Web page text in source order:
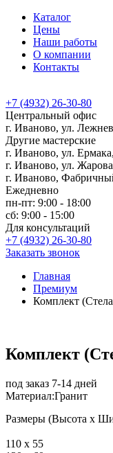
Каталог
Цены
Наши работы
О компании
Контакты
+7 (4932) 26-30-80
Центральный офис
г. Иваново, ул.
Другие мастерские
г. Иваново, ул.
г. Иваново, ул.
г. Иваново,
Ежедневно
пн-пт: 9:00 - 18:00
сб: 9:00 - 15:00
Для консультаций
+7 (4932) 26-30-80
Заказать звонок
Главная
Премиум
Комплект
Комплект
под заказ 7-14 дней
Материал:Гранит
Размеры (Высота х
110 x 55